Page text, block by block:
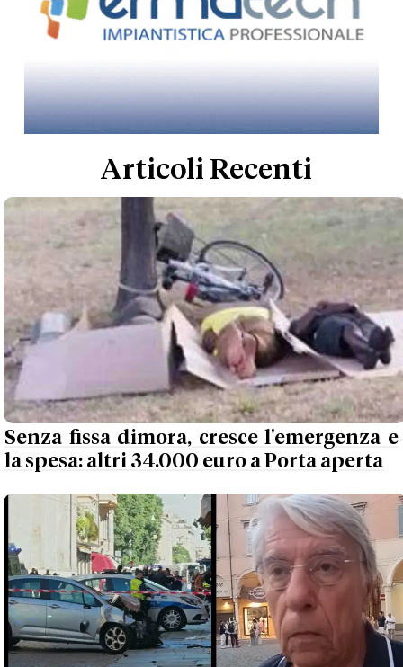
Articoli Recenti
Senza fissa dimora, cresce l'emergenza e
la spesa: altri 34.000 euro a Porta aperta